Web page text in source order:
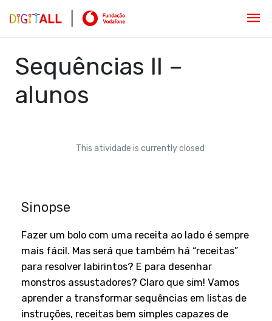
Sequências II –
alunos
This atividade is currently closed
Sinopse
Fazer um bolo com uma receita ao lado é sempre
mais fácil. Mas será que também há “receitas”
para resolver labirintos? E para desenhar
monstros assustadores? Claro que sim! Vamos
aprender a transformar sequências em listas de
instruções, receitas bem simples capazes de